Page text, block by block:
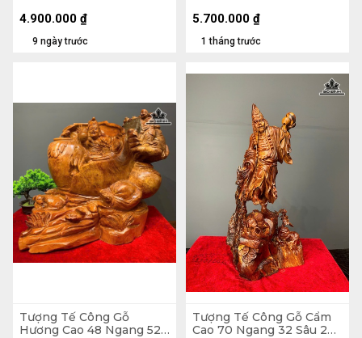
9 ngày trước
4.900.000 ₫
1 tháng trước
5.700.000 ₫
Tượng Tế Công Gỗ
Hương Cao 48 Ngang 52
Tượng Tế Công Gỗ Cẩm
Cao 70 Ngang 32 Sâu 28